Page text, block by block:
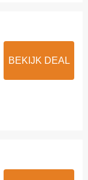
BEKIJK DEAL